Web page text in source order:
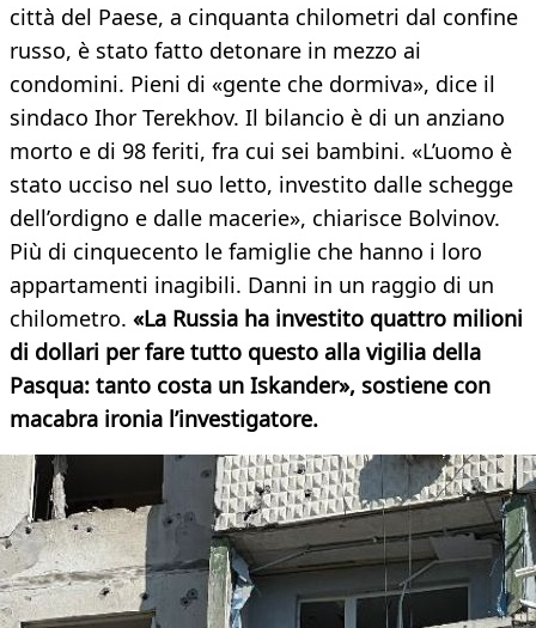
città del Paese, a cinquanta chilometri dal confine
russo, è stato fatto detonare in mezzo ai
condomini. Pieni di «gente che dormiva», dice il
sindaco Ihor Terekhov. Il bilancio è di un anziano
morto e di 98 feriti, fra cui sei bambini. «L’uomo è
stato ucciso nel suo letto, investito dalle schegge
dell’ordigno e dalle macerie», chiarisce Bolvinov.
Più di cinquecento le famiglie che hanno i loro
appartamenti inagibili. Danni in un raggio di un
chilometro. «La Russia ha investito quattro milioni
di dollari per fare tutto questo alla vigilia della
Pasqua: tanto costa un Iskander», sostiene con
macabra ironia l’investigatore.